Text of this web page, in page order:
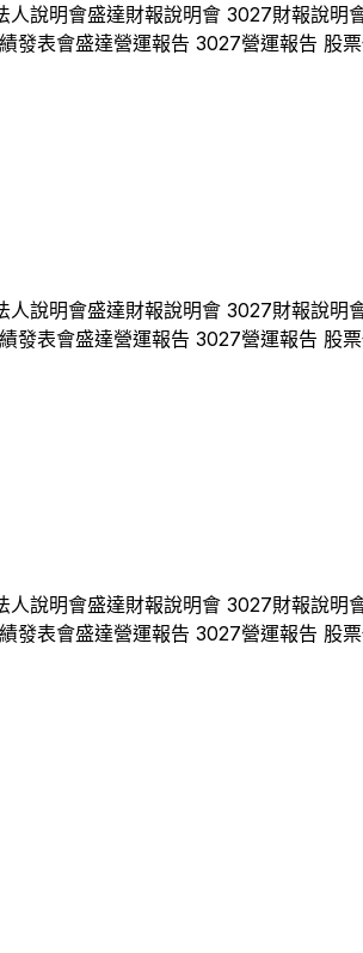
人說明會盛達財報說明會 3027財報說明
發表會盛達營運報告 3027營運報告 股
人說明會盛達財報說明會 3027財報說明
發表會盛達營運報告 3027營運報告 股
人說明會盛達財報說明會 3027財報說明
發表會盛達營運報告 3027營運報告 股